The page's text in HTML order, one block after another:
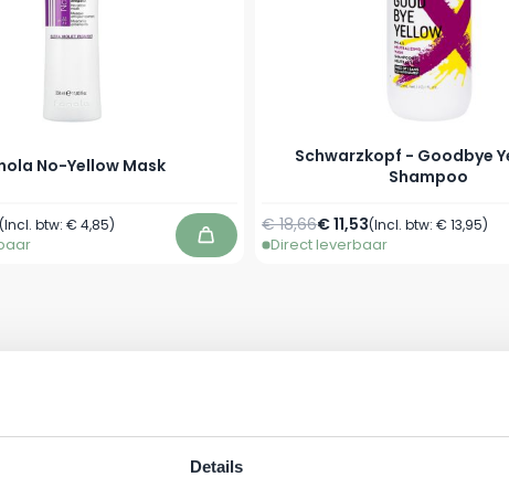
Details
No-Yellow Mask
(Incl. btw: € 4,85)
In winkelwagen
Schwarzkopf - Goodbye
Shampoo
Vanaf
€ 11,53
Normale prijs
€ 18,66 (Incl. btw:€ 13,95)
Direct leverbaar